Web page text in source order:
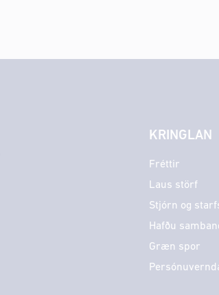
KRINGLAN
Fréttir
Laus störf
Stjórn og
Hafðu
Græn spor